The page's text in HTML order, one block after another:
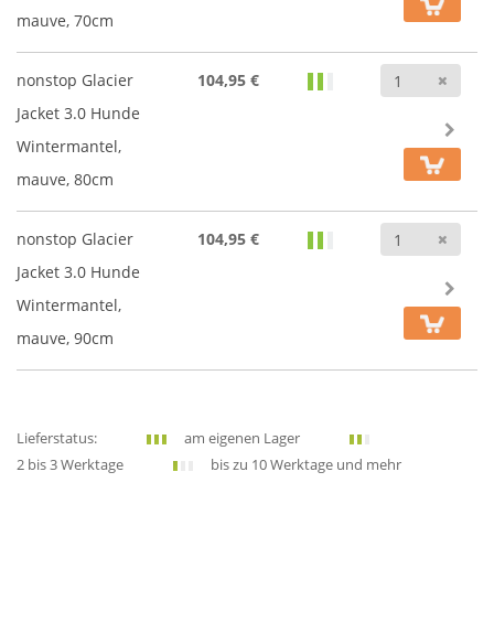
mauve, 70cm
nonstop Glacier
Jacket 3.0 Hunde
Wintermantel,
mauve, 80cm
104,95 €
nonstop Glacier
Jacket 3.0 Hunde
Wintermantel,
mauve, 90cm
104,95 €
Lieferstatus:
am eigenen Lager
2 bis 3 Werktage
bis zu 10 Werktage und mehr